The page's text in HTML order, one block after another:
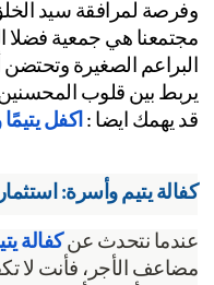
بين قلوب المحسنين
يهمك ايضا : اكفل يتيمًا
يتيم وأسرة: استثمار
نتحدث عن كفالة يتيم